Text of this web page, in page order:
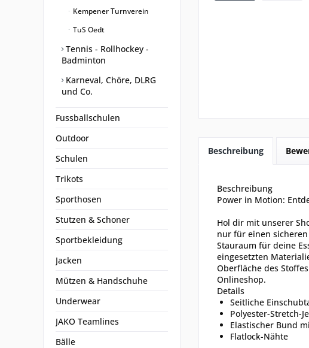
Kempener Turnverein
TuS Oedt
Tennis - Rollhockey -
Badminton
Karneval, Chöre, DLRG
und Co.
Fussballschulen
Outdoor
Schulen
Trikots
Sporthosen
Stutzen & Schoner
Sportbekleidung
Jacken
Mützen & Handschuhe
Underwear
JAKO Teamlines
Bälle
Beschreibung
Beschreibung
Power in Motion:
Hol dir mit unserer
nur für einen
Stauraum für deine
eingesetzten
Oberfläche des
Onlineshop.
Details
Seitliche
Polyester-Stretch-
Elastischer Bund
Flatlock-Nähte